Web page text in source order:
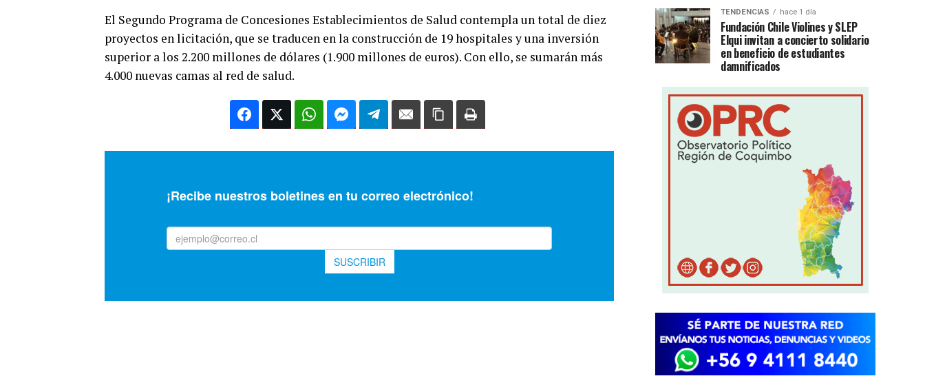
El Segundo Programa de Concesiones Establecimientos de Salud contempla un total de diez
proyectos en licitación, que se traducen en la construcción de 19 hospitales y una inversión
superior a los 2.200 millones de dólares (1.900 millones de euros). Con ello, se sumarán más
4.000 nuevas camas al red de salud.
TENDENCIAS hace 1 día
Fundación Chile Violines y SLEP
Elqui invitan a concierto solidario
en beneficio de estudiantes
damnificados